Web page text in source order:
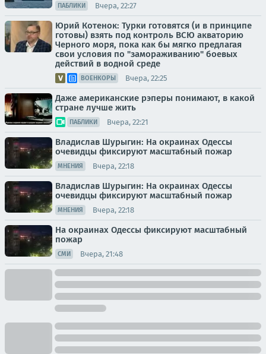
ПАБЛИКИ Вчера, 22:27
Юрий Котенок: Турки готовятся (и в принципе
готовы) взять под контроль ВСЮ акваторию
Черного моря, пока как бы мягко предлагая
свои условия по "замораживанию" боевых
действий в водной среде
ВОЕНКОРЫ Вчера, 22:25
Даже американские рэперы понимают, в какой
стране лучше жить
ПАБЛИКИ Вчера, 22:21
Владислав Шурыгин: На окраинах Одессы
очевидцы фиксируют масштабный пожар
МНЕНИЯ Вчера, 22:18
Владислав Шурыгин: На окраинах Одессы
очевидцы фиксируют масштабный пожар
МНЕНИЯ Вчера, 22:18
На окраинах Одессы фиксируют масштабный
пожар
СМИ Вчера, 21:48